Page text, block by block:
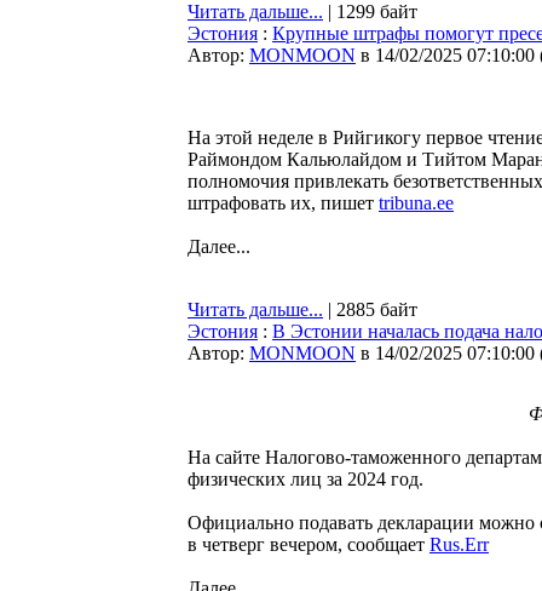
Читать дальше... | 1299 байт
Эстония : Крупные штрафы помогут
Автор: MONMOON в 14/02/2025 07:10:00
На этой неделе в Рийгикогу первое
Раймондом Кальюлайдом и Тийтом
полномочия привлекать
штрафовать их, пишет tribuna.ee
Далее...
Читать дальше... | 2885 байт
Эстония : В Эстонии началась подача
Автор: MONMOON в 14/02/2025 07:10:00
На сайте Налогово-таможенного
физических лиц за 2024 год.
Официально подавать декларации можно
в четверг вечером, сообщает Rus.Err